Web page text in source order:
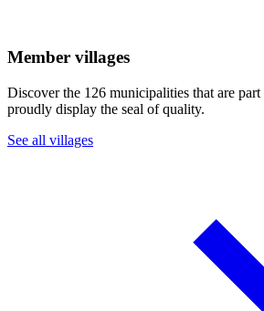
Member villages
Discover the 126 municipalities that are part
proudly display the seal of quality.
See all villages